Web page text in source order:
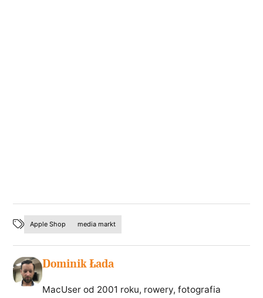
Apple Shop media markt
Dominik Łada
MacUser od 2001 roku, rowery, fotografia